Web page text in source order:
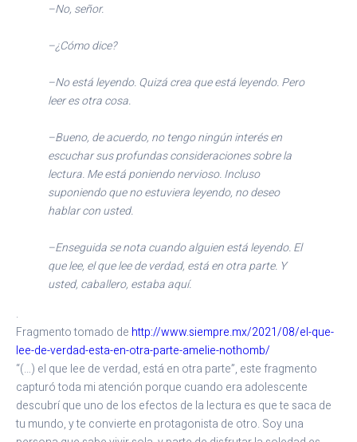
–No, señor.
–¿Cómo dice?
–No está leyendo. Quizá crea que está leyendo. Pero
leer es otra cosa.
–Bueno, de acuerdo, no tengo ningún interés en
escuchar sus profundas consideraciones sobre la
lectura. Me está poniendo nervioso. Incluso
suponiendo que no estuviera leyendo, no deseo
hablar con usted.
–Enseguida se nota cuando alguien está leyendo. El
que lee, el que lee de verdad, está en otra parte. Y
usted, caballero, estaba aquí.
.
Fragmento tomado de http://www.siempre.mx/2021/08/el-que-
lee-de-verdad-esta-en-otra-parte-amelie-nothomb/
“(…) el que lee de verdad, está en otra parte”, este fragmento
capturó toda mi atención porque cuando era adolescente
descubrí que uno de los efectos de la lectura es que te saca de
tu mundo, y te convierte en protagonista de otro. Soy una